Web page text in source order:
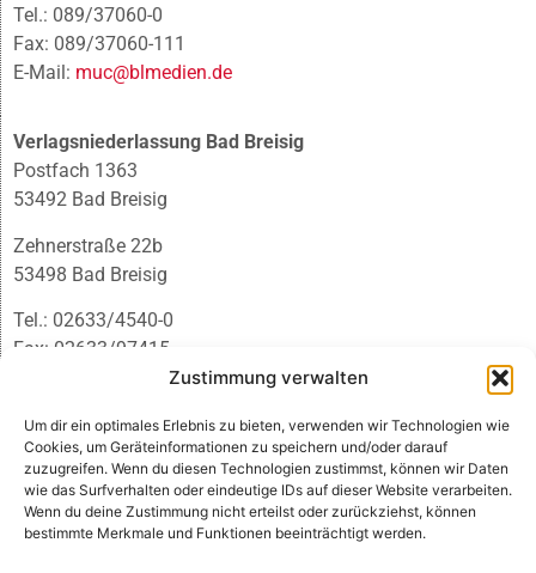
Zustimmung verwalten
Um dir ein optimales Erlebnis zu bieten, verwenden wir Technologien wie
Cookies, um Geräteinformationen zu speichern und/oder darauf
zuzugreifen. Wenn du diesen Technologien zustimmst, können wir Daten
wie das Surfverhalten oder eindeutige IDs auf dieser Website verarbeiten.
Wenn du deine Zustimmung nicht erteilst oder zurückziehst, können
bestimmte Merkmale und Funktionen beeinträchtigt werden.
Tel.: 089/37060-0
Fax: 089/37060-111
E-Mail: muc@blmedien.de
Verlagsniederlassung Bad Breisig
Postfach 1363
53492 Bad Breisig
Zehnerstraße 22b
53498 Bad Breisig
Tel.: 02633/4540-0
Fax: 02633/97415
infobb@blmedien.de